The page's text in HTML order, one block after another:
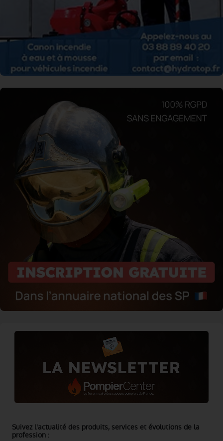
Suivez l'actualité des produits, services et évolutions de la
profession :